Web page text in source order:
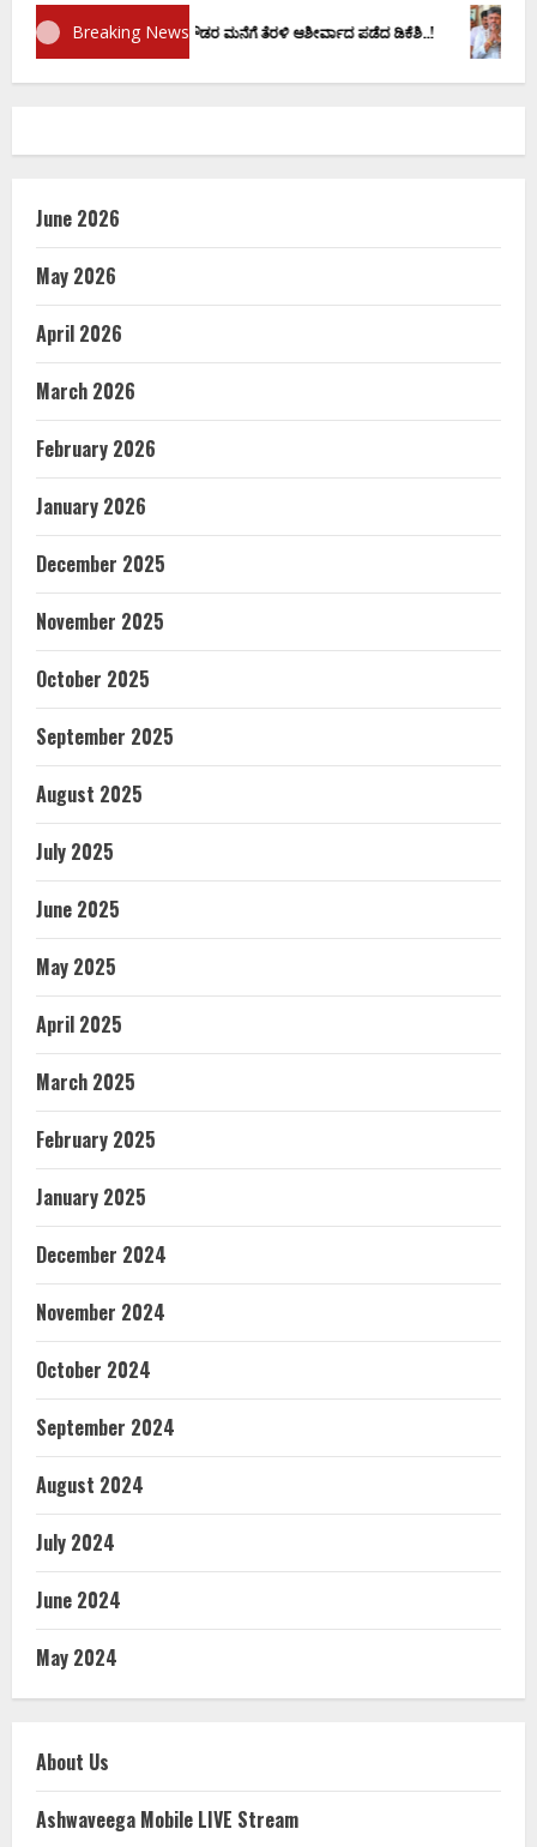
Breaking News
ವಚನಕ್ಕೂ ಮುನ್ನ ದೊಡ್ಡಗೌಡರ ಮನೆಗೆ ತೆರಳಿ ಆಶೀರ್ವಾದ ಪಡೆದ ಡಿಕೆಶಿ..! ಡಿ.ಕೆ
June 2026
May 2026
April 2026
March 2026
February 2026
January 2026
December 2025
November 2025
October 2025
September 2025
August 2025
July 2025
June 2025
May 2025
April 2025
March 2025
February 2025
January 2025
December 2024
November 2024
October 2024
September 2024
August 2024
July 2024
June 2024
May 2024
About Us
Ashwaveega Mobile LIVE Stream